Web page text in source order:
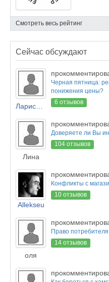
Смотреть весь рейтинг
Сейчас обсуждают
Черная пятница:
понижения цены?
6 отзывов
Лина
Доверяете ли Вы
104 отзывов
Allekseu
Конфликты с
10 отзывов
оля
Право
14 отзывов